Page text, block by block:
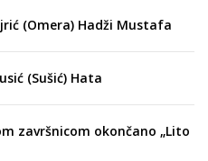
(Omera) Hadži Mustafa
(Sušić) Hata
završnicom okončano „Lito